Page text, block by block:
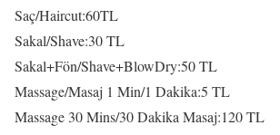
Saç/Haircut:60TL
Sakal/Shave:30 TL
Sakal+Fön/Shave+BlowDry:50 TL
Massage/Masaj 1 Min/1 Dakika:5 TL
Massage 30 Mins/30 Dakika Masaj:120 TL